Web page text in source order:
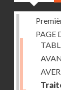
PAGE